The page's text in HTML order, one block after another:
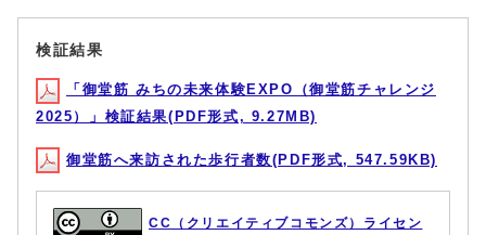
検証結果
「御堂筋 みちの未来体験EXPO（御堂筋チャレンジ
2025）」検証結果(PDF形式, 9.27MB)
御堂筋へ来訪された歩行者数(PDF形式, 547.59KB)
CC（クリエイティブコモンズ）ライセン